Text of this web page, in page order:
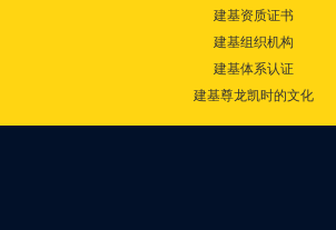
建基资质证书
建基组织机构
建基体系认证
建基尊龙凯时的文化